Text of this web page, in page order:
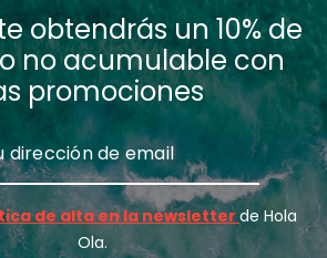
obtendrás un 10% de
no acumulable con
promociones
de alta en la newsletterde Hola
Ola.